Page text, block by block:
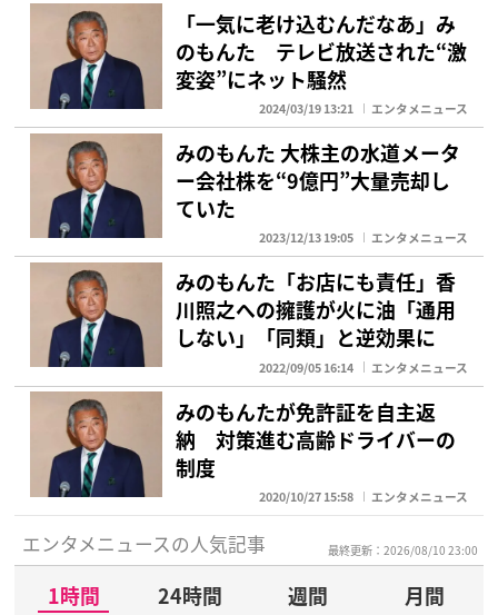
「一気に老け込むんだなあ」み
のもんた テレビ放送された“激
変姿”にネット騒然
2024/03/19 13:21 エンタメニュース
みのもんた 大株主の水道メータ
ー会社株を“9億円”大量売却し
ていた
2023/12/13 19:05 エンタメニュース
みのもんた「お店にも責任」香
川照之への擁護が火に油「通用
しない」「同類」と逆効果に
2022/09/05 16:14 エンタメニュース
みのもんたが免許証を自主返
納 対策進む高齢ドライバーの
制度
2020/10/27 15:58 エンタメニュース
エンタメニュースの人気記事 最終更新：2026/08/10 23:00
1時間 24時間 週間
月間